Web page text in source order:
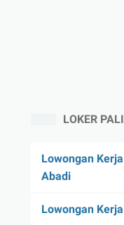
LOKER
Lowongan
Abadi
Lowongan